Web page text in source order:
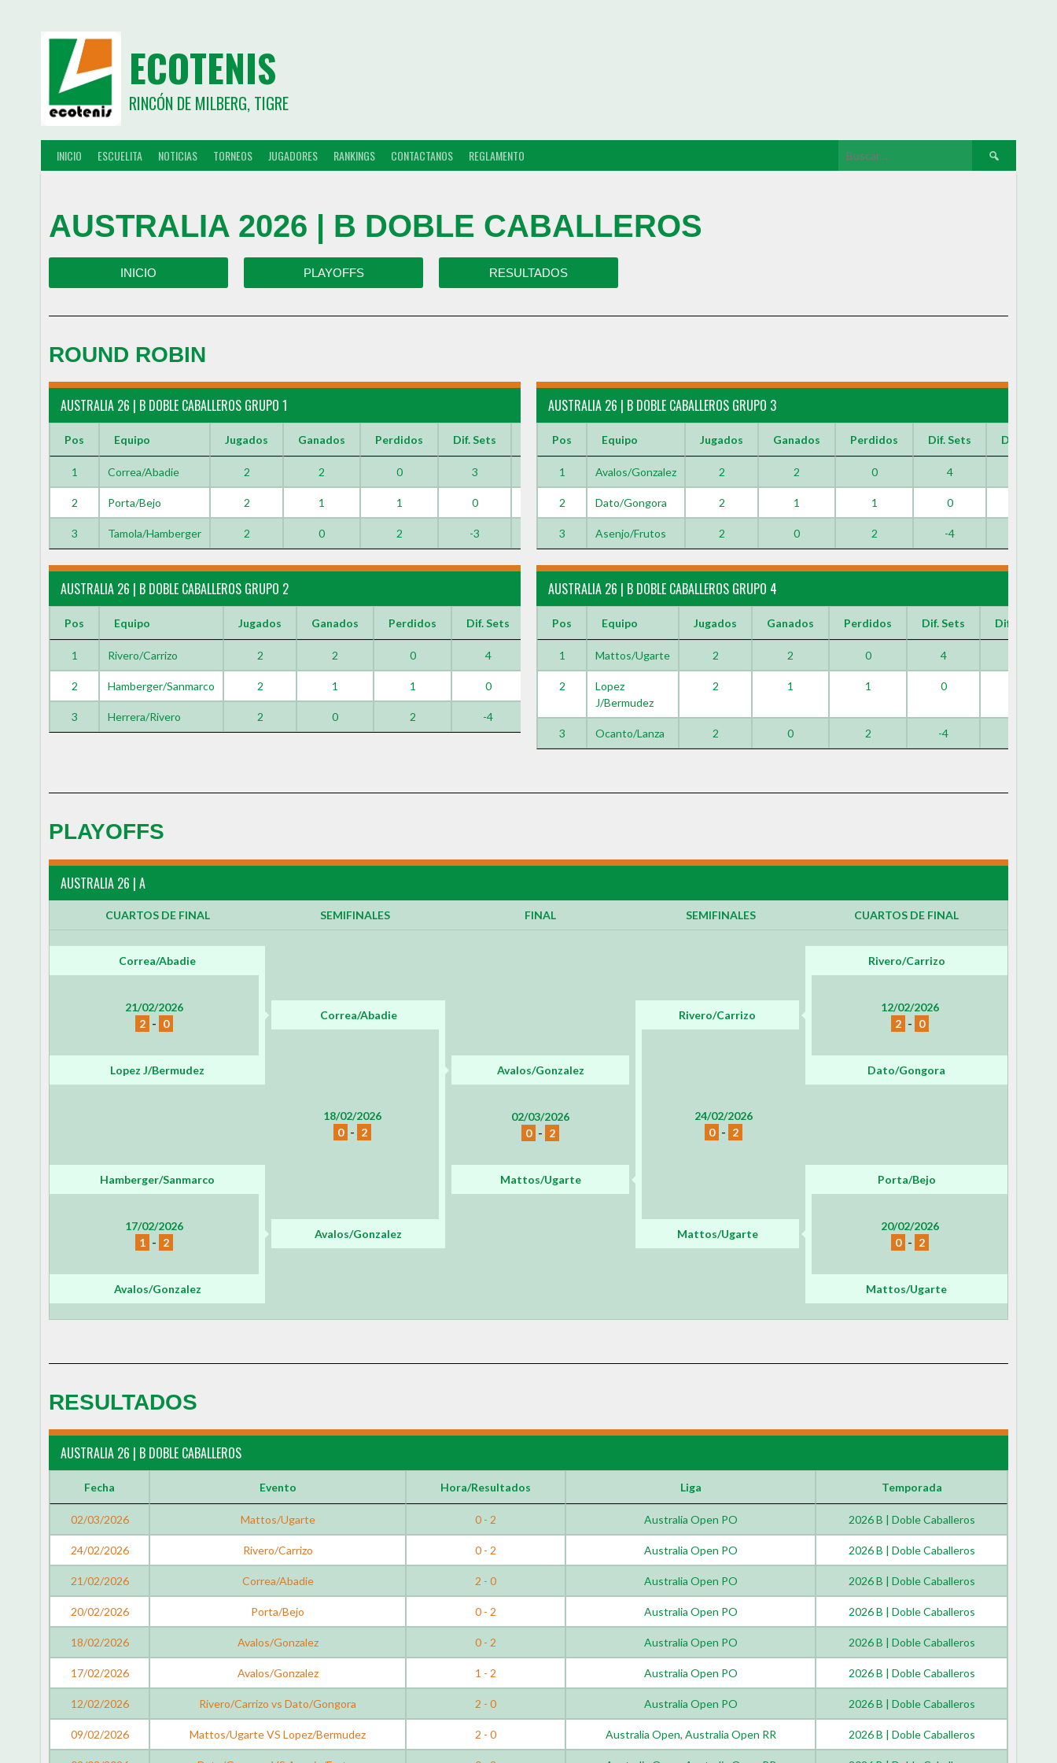
ECOTENIS
RINCÓN DE MILBERG, TIGRE
INICIO ESCUELITA NOTICIAS TORNEOS JUGADORES RANKINGS CONTACTANOS REGLAMENTO
AUSTRALIA 2026 | B DOBLE CABALLEROS
INICIO PLAYOFFS RESULTADOS
ROUND ROBIN
AUSTRALIA 26 | B DOBLE CABALLEROS GRUPO 1
Pos Equipo Jugados Ganados Perdidos Dif. Sets Dif. Games
1 Correa/Abadie 2 2 0 3 12
2 Porta/Bejo 2 1 1 0
3 Tamola/Hamberger 2 0 2 -3
AUSTRALIA 26 | B DOBLE CABALLEROS GRUPO 2
Pos Equipo Jugados Ganados Perdidos Dif. Sets Dif. Games
1 Rivero/Carrizo 2 2 0 4 20
2 Hamberger/Sanmarco 2 1 1 0 -3
3 Herrera/Rivero 2 0 2 -4 -17
AUSTRALIA 26 | B DOBLE CABALLEROS GRUPO 3
Pos Equipo Jugados Ganados Perdidos Dif. Sets Dif. Games
1 Avalos/Gonzalez 2 2 0 4
2 Dato/Gongora 2 1 1 0
3 Asenjo/Frutos 2 0 2 -4
AUSTRALIA 26 | B DOBLE CABALLEROS GRUPO 4
Pos Equipo Jugados Ganados Perdidos Dif. Sets Dif. Games
1 Mattos/Ugarte 2 2 0 4
2
Lopez
J/Bermudez
2 1 1 0
3 Ocanto/Lanza 2 0 2 -4
PLAYOFFS
AUSTRALIA 26 | A
CUARTOS DE FINAL SEMIFINALES FINAL SEMIFINALES CUARTOS DE FINAL
Correa/Abadie Rivero/Carrizo
21/02/2026
2 - 0
12/02/2026
2 - 0
Correa/Abadie Rivero/Carrizo
18/02/2026
0 - 2
24/02/2026
0 - 2
Lopez J/Bermudez Avalos/Gonzalez Dato/Gongora
02/03/2026
0 - 2
Hamberger/Sanmarco Mattos/Ugarte Porta/Bejo
17/02/2026
1 - 2
20/02/2026
0 - 2
Avalos/Gonzalez Mattos/Ugarte
Avalos/Gonzalez Mattos/Ugarte
RESULTADOS
AUSTRALIA 26 | B DOBLE CABALLEROS
Fecha Evento Hora/Resultados Liga Temporada
02/03/2026 Mattos/Ugarte 0 - 2 Australia Open PO 2026 B | Doble Caballeros
24/02/2026 Rivero/Carrizo 0 - 2 Australia Open PO 2026 B | Doble Caballeros
21/02/2026 Correa/Abadie 2 - 0 Australia Open PO 2026 B | Doble Caballeros
20/02/2026 Porta/Bejo 0 - 2 Australia Open PO 2026 B | Doble Caballeros
18/02/2026 Avalos/Gonzalez 0 - 2 Australia Open PO 2026 B | Doble Caballeros
17/02/2026 Avalos/Gonzalez 1 - 2 Australia Open PO 2026 B | Doble Caballeros
12/02/2026 Rivero/Carrizo vs Dato/Gongora 2 - 0 Australia Open PO 2026 B | Doble Caballeros
09/02/2026 Mattos/Ugarte VS Lopez/Bermudez 2 - 0 Australia Open, Australia Open RR 2026 B | Doble Caballeros